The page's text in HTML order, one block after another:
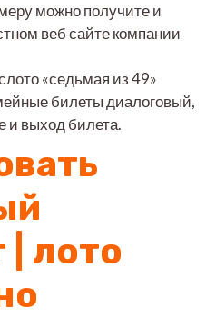
можно получите и
веб сайте компании
«седьмая из 49»
билеты диалоговый,
и выход билета.
| лото